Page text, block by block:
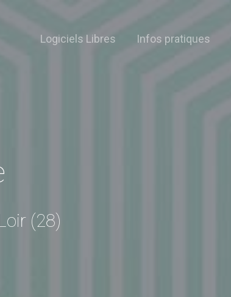
Logiciels Libres Infos pratiques
(28)